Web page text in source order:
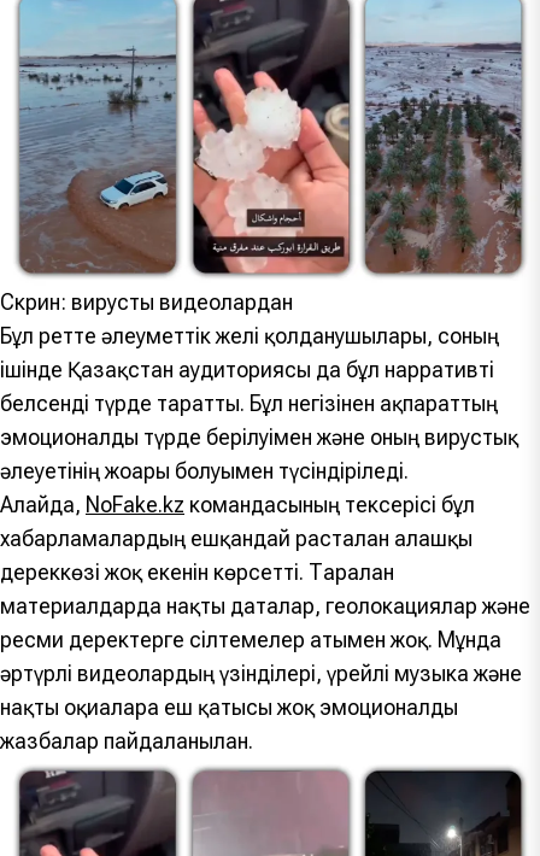
Скрин: вирустық видеолардан
Бұл ретте әлеуметтік желі қолданушылары, соның
ішінде Қазақстан аудиториясы да бұл нарративті
белсенді түрде таратты. Бұл негізінен ақпараттың
эмоционалды түрде берілуімен және оның вирустық
әлеуетінің жоғары болуымен түсіндіріледі.
Алайда, NoFake.kz командасының тексерісі бұл
хабарламалардың ешқандай расталған алғашқы
дереккөзі жоқ екенін көрсетті. Таралған
материалдарда нақты даталар, геолокациялар және
ресми деректерге сілтемелер атымен жоқ. Мұнда
әртүрлі видеолардың үзінділері, үрейлі музыка және
нақты оқиғаларға еш қатысы жоқ эмоционалды
жазбалар пайдаланылған.